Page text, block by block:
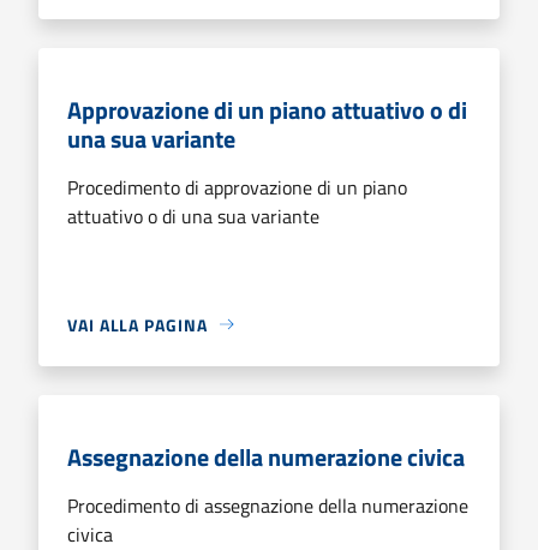
Approvazione di un piano attuativo o di
una sua variante
Procedimento di approvazione di un piano
attuativo o di una sua variante
VAI ALLA PAGINA
Assegnazione della numerazione civica
Procedimento di assegnazione della numerazione
civica